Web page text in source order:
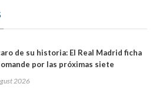
de su historia: El Real Madrid ficha
por las próximas siete
2026